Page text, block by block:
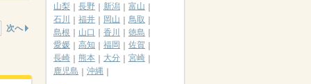
次へ
山梨
長野 新潟
富山
石川
福井 岡山
鳥取
島根
山口 香川
徳島
愛媛
高知 福岡
佐賀
長崎
熊本 大分
宮崎
鹿児島
沖縄